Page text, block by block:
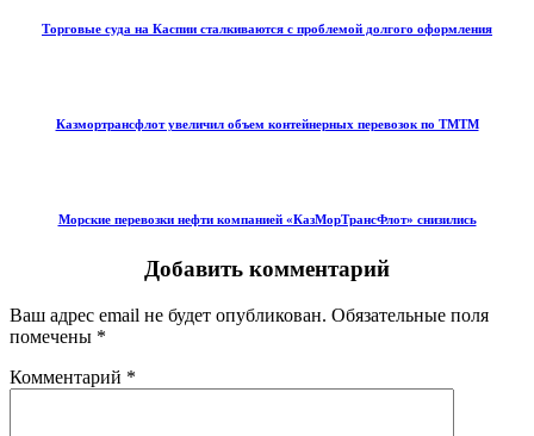
Торговые суда на Каспии сталкиваются с проблемой долгого оформления
Казмортрансфлот увеличил объем контейнерных перевозок по ТМТМ
Морские перевозки нефти компанией «КазМорТрансФлот» снизились
Добавить комментарий
Ваш адрес email не будет опубликован. Обязательные поля
помечены *
Комментарий *